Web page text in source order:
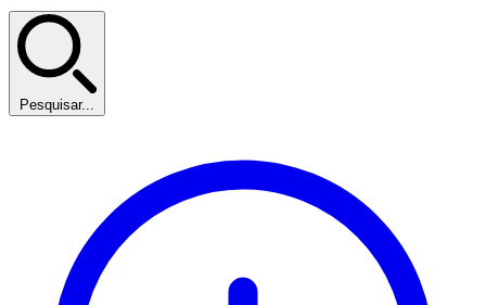
Pesquisar...